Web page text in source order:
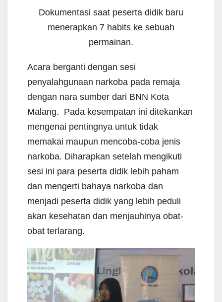
Dokumentasi saat peserta didik baru
menerapkan 7 habits ke sebuah
permainan.
Acara berganti dengan sesi
penyalahgunaan narkoba pada remaja
dengan nara sumber dari BNN Kota
Malang. Pada kesempatan ini ditekankan
mengenai pentingnya untuk tidak
memakai maupun mencoba-coba jenis
narkoba. Diharapkan setelah mengikuti
sesi ini para peserta didik lebih paham
dan mengerti bahaya narkoba dan
menjadi peserta didik yang lebih peduli
akan kesehatan dan menjauhinya obat-
obat terlarang.